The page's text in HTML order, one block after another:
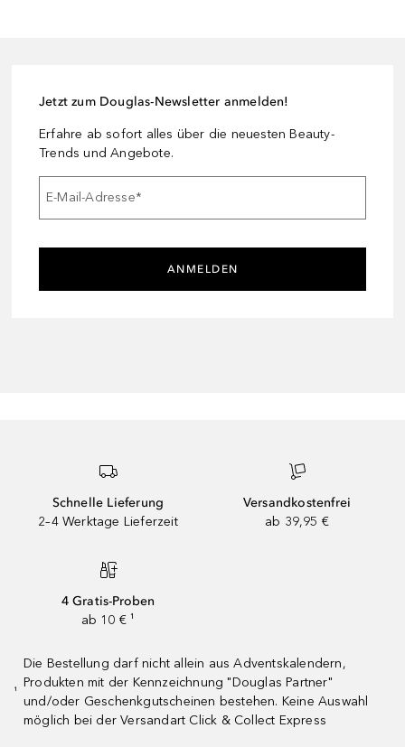
Jetzt zum Douglas-Newsletter anmelden!
Erfahre ab sofort alles über die neuesten Beauty-
Trends und Angebote.
E-Mail-Adresse*
ANMELDEN
Schnelle Lieferung
2–4 Werktage Lieferzeit
Versandkostenfrei
ab 39,95 €
4 Gratis-Proben
ab 10 € ¹
¹
Die Bestellung darf nicht allein aus Adventskalendern,
Produkten mit der Kennzeichnung "Douglas Partner"
und/oder Geschenkgutscheinen bestehen. Keine Auswahl
möglich bei der Versandart Click & Collect Express